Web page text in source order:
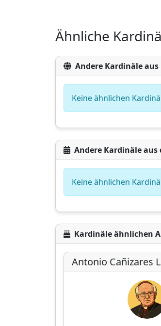
Ähnliche
Andere Kardinäle
Keine ähnlichen
Andere Kardinäle
Keine ähnlichen
Kardinäle ähnlichen
Antonio Cañizares